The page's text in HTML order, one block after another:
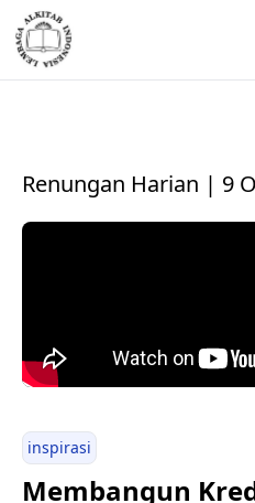
Renungan Harian | 9
inspirasi
Membangun